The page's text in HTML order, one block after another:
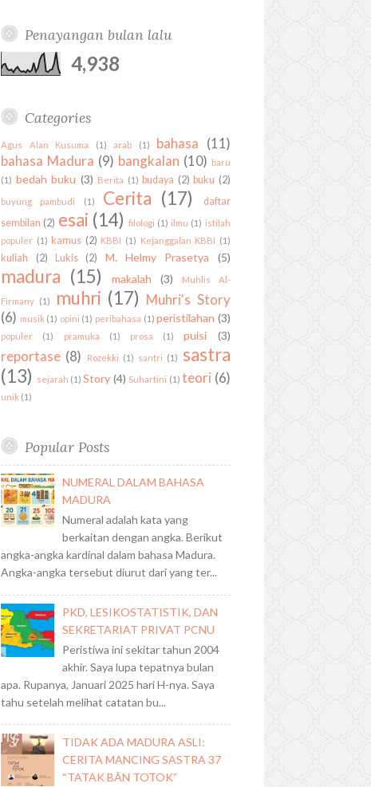
k
l
s
a
b
e
r
e
s
d
i
n
b
c
h
f
r
:
Penayangan bulan lalu
4,938
Categories
Agus Alan Kusuma (1) arab (1) bahasa (11)
bahasa Madura (9) bangkalan (10)
baru
(1) bedah buku (3) Berita (1) budaya (2) buku (2)
buyung pambudi (1) Cerita (17)
daftar
sembilan (2) esai (14) filologi (1) ilmu (1) istilah
populer (1) kamus (2) KBBI (1) Kejanggalan KBBI (1)
kuliah (2) Lukis (2) M. Helmy Prasetya (5)
madura (15) makalah (3) Muhlis Al-
Firmany (1) muhri (17) Muhri's Story
(6) musik (1) opini (1) peribahasa (1) peristilahan (3)
populer (1) pramuka (1) prosa (1) puisi (3)
reportase (8) Rozekki (1) santri (1)
sastra
(13)
sejarah (1) Story (4) Suhartini (1) teori (6)
unik (1)
Popular Posts
NUMERAL DALAM BAHASA
MADURA
Numeral adalah kata yang
berkaitan dengan angka. Berikut
angka-angka kardinal dalam bahasa Madura.
Angka-angka tersebut diurut dari yang ter...
PKD, LESIKOSTATISTIK, DAN
SEKRETARIAT PRIVAT PCNU
Peristiwa ini sekitar tahun 2004
akhir. Saya lupa tepatnya bulan
apa. Rupanya, Januari 2025 hari H-nya. Saya
tahu setelah melihat catatan bu...
TIDAK ADA MADURA ASLI:
CERITA MANCING SASTRA 37
“TATAK BÂN TOTOK”